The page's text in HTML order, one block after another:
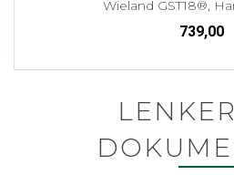
Wieland GST18®,
739,00